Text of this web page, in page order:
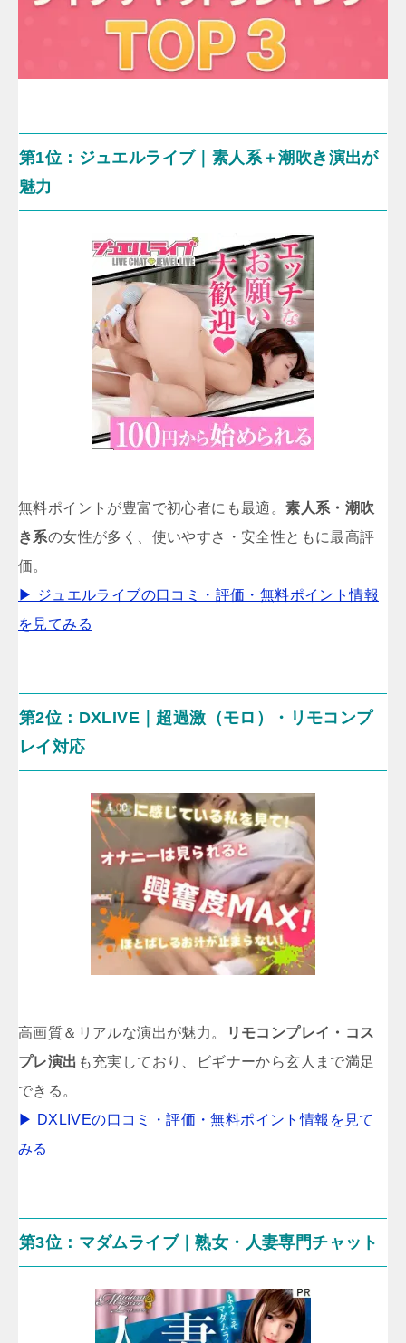
第1位：ジュエルライブ｜素人系＋潮吹き演出が
魅力
無料ポイントが豊富で初心者にも最適。素人系・潮吹
き系の女性が多く、使いやすさ・安全性ともに最高評
価。
▶ ジュエルライブの口コミ・評価・無料ポイント情報
を見てみる
第2位：DXLIVE｜超過激（モロ）・リモコンプ
レイ対応
高画質＆リアルな演出が魅力。
リモコンプレイ・コス
プレ演出 も充実しており、ビギナーから玄人まで満足
できる。
▶ DXLIVEの口コミ・評価・無料ポイント情報を見て
みる
第3位：マダムライブ｜熟女・人妻専門チャット